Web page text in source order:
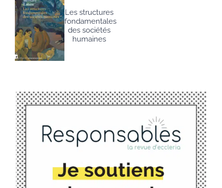
Les structures
fondamentales
des sociétés
humaines